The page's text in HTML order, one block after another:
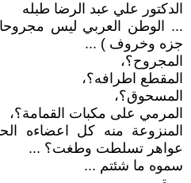
الدكتور علي عبد الرضا طبله
... الوطن العربي ليس
جزه وخروف ) ...
المجروح؟،
المقطع اطرافه؟،
المسحوق؟،
المرمي على مكبات القمامة؟،
المنزوعة منه كل اعضاءه
عواهر تسلطت وطغت؟ ...
سموه ما شئتم ...